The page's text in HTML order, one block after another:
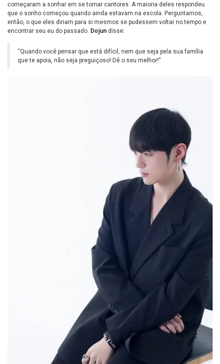
começaram a sonhar em se tornar cantores. A maioria deles respondeu
que o sonho começou quando ainda estavam na escola. Perguntamos,
então, o que eles diriam para si mesmos se pudessem voltar no tempo e
encontrar seu eu do passado. Dojun disse:
“Quando você pensar que está difícil, nem que seja pela sua família
que te apoia, não seja preguiçoso! Dê o seu melhor!”